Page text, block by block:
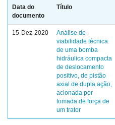
Data do
documento
Título
15-Dez-2020
Análise de
viabilidade técnica
de uma bomba
hidráulica compacta
de deslocamento
positivo, de pistão
axial de dupla ação,
acionada por
tomada de força de
um trator